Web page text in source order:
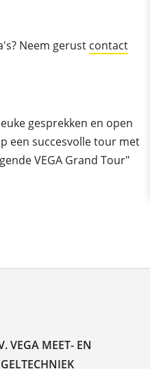
Neem gerust contact
gesprekken en open
een succesvolle tour met
VEGA Grand Tour"
VEGA MEET- EN